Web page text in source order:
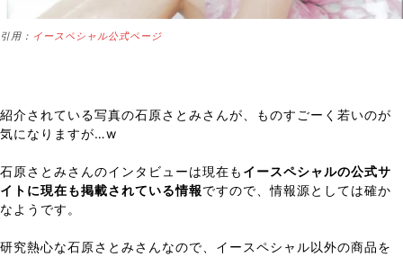
引用： イースペシャル公式ページ
紹介されている写真の石原さとみさんが、ものすごーく若いのが
気になりますが…w
石原さとみさんのインタビューは現在も イースペシャルの公式サ
イトに現在も掲載されている情報ですので、情報源としては確か
なようです。
研究熱心な石原さとみさんなので、イースペシャル以外の商品を